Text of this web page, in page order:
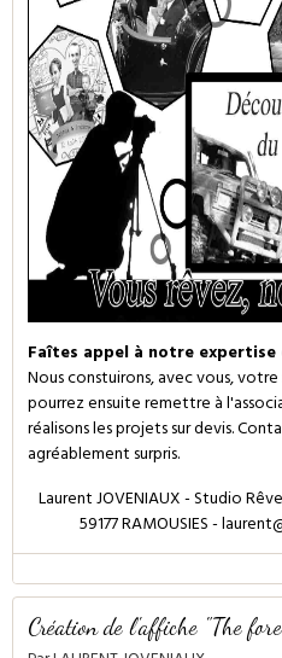
Faîtes appel à notre
Nous constuirons, avec vous,
pourrez ensuite remettre à
réalisons les projets sur devis.
agréablement surpris.
Laurent JOVENIAUX - Studio
59177 RAMOUSIES -
Création de l'affiche "The